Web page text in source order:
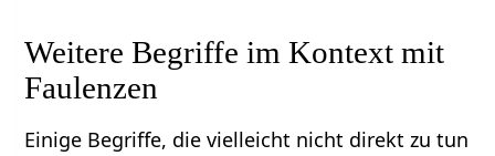
Weitere Begriffe im Kontext mit
Einige Begriffe, die vielleicht nicht direkt zu tun